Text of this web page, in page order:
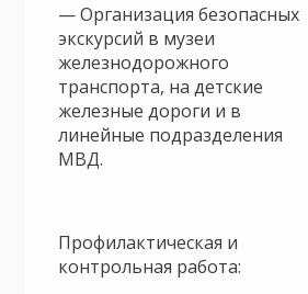
— Организация безопасных
экскурсий в музеи
железнодорожного
транспорта, на детские
железные дороги и в
линейные подразделения
МВД.
Профилактическая и
контрольная работа: